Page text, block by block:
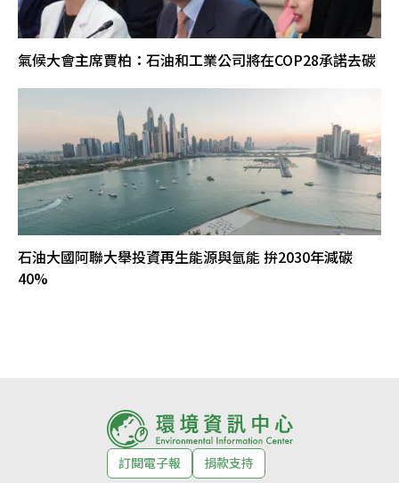
氣候大會主席賈柏：石油和工業公司將在COP28承諾去碳
石油大國阿聯大舉投資再生能源與氫能 拚2030年減碳
40%
訂閱電子報
捐款支持